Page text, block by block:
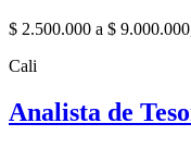
$ 2.500.000 a $
Cali
Analista de